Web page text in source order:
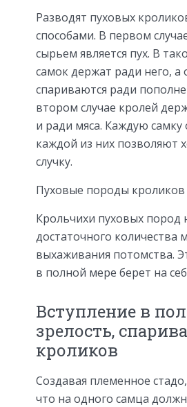
Разводят пуховых
способами. В первом
сырьем является пух. В
самок держат ради него, а
спариваются ради
втором случае кролей
и ради мяса. Каждую
каждой из них позволяют
случку.
Пуховые породы кроликов
Крольчихи пуховых пород
достаточного количества
выхаживания потомства.
в полной мере берет на
Вступление в
зрелость,
кроликов
Создавая племенное
что на одного самца